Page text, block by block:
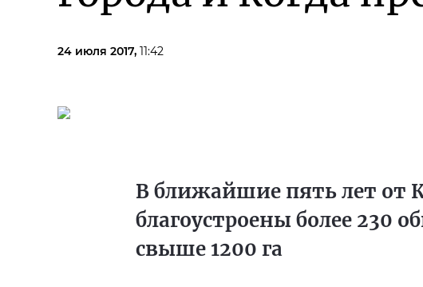
24 июля 2017, 11:42
В ближайшие пять лет от
благоустроены более 230
свыше 1200 га